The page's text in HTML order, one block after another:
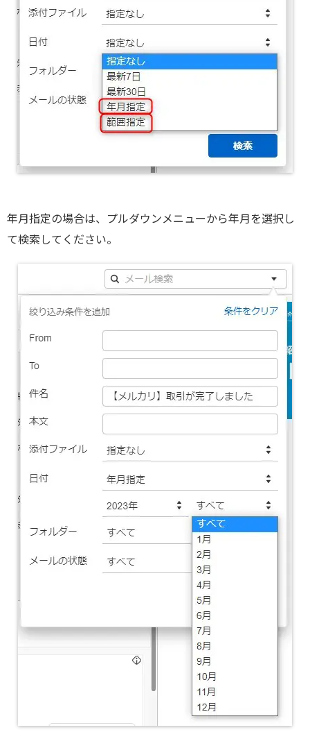
年月指定の場合は、プルダウンメニューから年月を選択し
て検索してください。